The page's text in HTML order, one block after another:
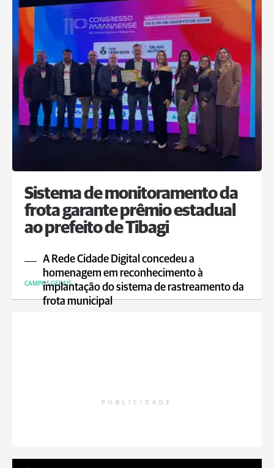
Sistema de monitoramento da
frota garante prêmio estadual
ao prefeito de Tibagi
A Rede Cidade Digital concedeu a
homenagem em reconhecimento à
implantação do sistema de rastreamento da
frota municipal
CAMPOS GERAIS
PUBLICIDADE